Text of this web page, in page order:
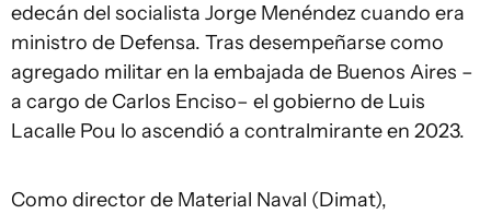
edecán del socialista Jorge Menéndez cuando era
ministro de Defensa. Tras desempeñarse como
agregado militar en la embajada de Buenos Aires –
a cargo de Carlos Enciso– el gobierno de Luis
Lacalle Pou lo ascendió a contralmirante en 2023.
Como director de Material Naval (Dimat),